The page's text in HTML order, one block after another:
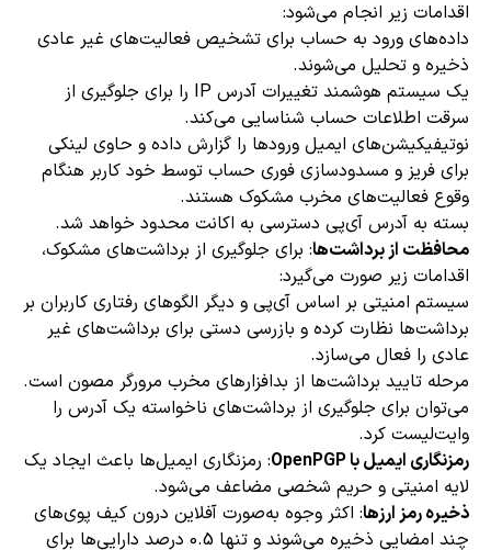
اقدامات زیر انجام می‌شود:
داده‌های ورود به حساب برای تشخیص فعالیت‌های غیر عادی
ذخیره و تحلیل می‌شوند.
یک سیستم هوشمند تغییرات آدرس IP را برای جلوگیری از
سرقت اطلاعات حساب شناسایی می‌کند.
نوتیفیکیشن‌های ایمیل ورودها را گزارش داده و حاوی لینکی
برای فریز و مسدودسازی فوری حساب توسط خود کاربر هنگام
وقوع فعالیت‌های مخرب مشکوک هستند.
بسته به آدرس آی‌پی دسترسی به اکانت محدود خواهد شد.
محافظت از برداشت‌ها: برای جلوگیری از برداشت‌های مشکوک،
اقدامات زیر صورت می‌گیرد:
سیستم امنیتی بر اساس آی‌پی و دیگر الگوهای رفتاری کاربران بر
برداشت‌ها نظارت کرده و بازرسی دستی برای برداشت‌های غیر
عادی را فعال می‌سازد.
مرحله تایید برداشت‌ها از بدافزارهای مخرب مرورگر مصون است.
می‌توان برای جلوگیری از برداشت‌های ناخواسته یک آدرس را
وایت‌لیست کرد.
رمزنگاری ایمیل با OpenPGP
: رمزنگاری ایمیل‌ها باعث ایجاد یک
لایه امنیتی و حریم شخصی مضاعف می‌شود.
ذخیره رمز ارزها: اکثر وجوه به‌صورت آفلاین درون کیف پوی‌های
چند امضایی ذخیره می‌شوند و تنها 0.5 درصد دارایی‌ها برای